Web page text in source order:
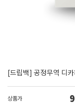
[드립백] 공정무역 디
상품가